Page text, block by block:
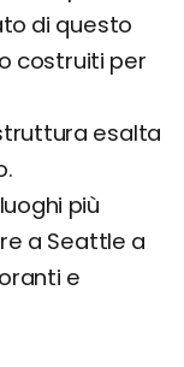
di questo
costruiti per
esalta
più
a Seattle a
e